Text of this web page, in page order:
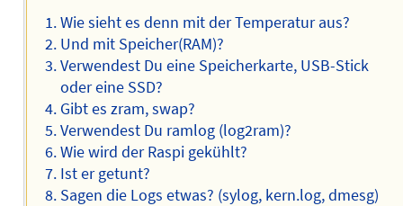
Wie sieht es denn mit der Temperatur aus?
Und mit Speicher(RAM)?
Verwendest Du eine Speicherkarte, USB-Stick
oder eine SSD?
Gibt es zram, swap?
Verwendest Du ramlog (log2ram)?
Wie wird der Raspi gekühlt?
Ist er getunt?
Sagen die Logs etwas? (sylog, kern.log, dmesg)